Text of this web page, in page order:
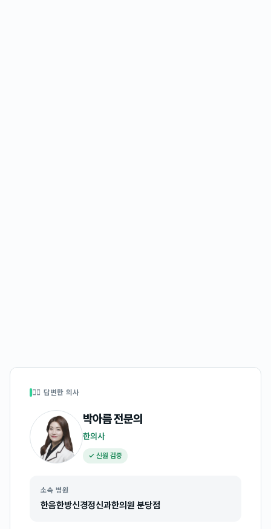
👩‍⚕️ 답변한 의사
박아름전문의
한의사
✓ 신원 검증
소속 병원
한음한방신경정신과한의원 분당점